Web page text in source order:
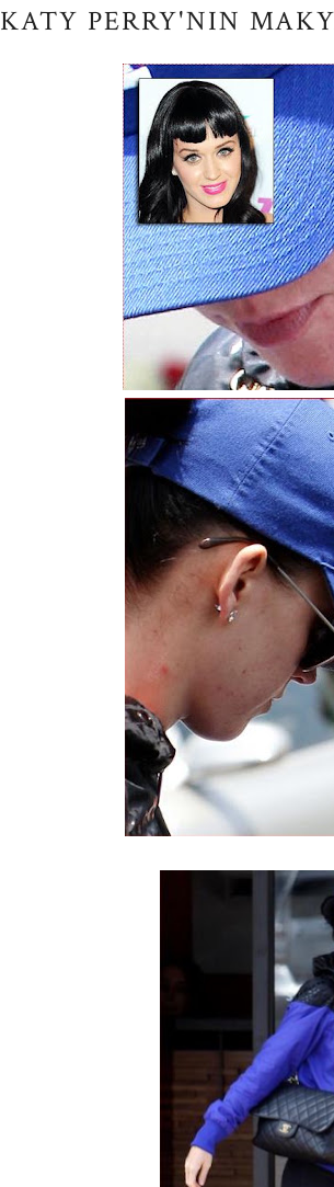
KATY PERRY'NIN